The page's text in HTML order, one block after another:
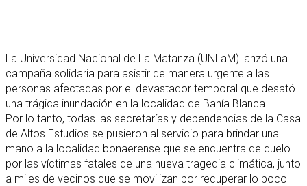
La Universidad Nacional de La Matanza (UNLaM) lanzó una
campaña solidaria para asistir de manera urgente a las
personas afectadas por el devastador temporal que desató
una trágica inundación en la localidad de Bahía Blanca.
Por lo tanto, todas las secretarías y dependencias de la Casa
de Altos Estudios se pusieron al servicio para brindar una
mano a la localidad bonaerense que se encuentra de duelo
por las víctimas fatales de una nueva tragedia climática, junto
a miles de vecinos que se movilizan por recuperar lo poco